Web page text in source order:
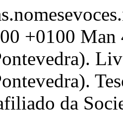
+0100 Man
da